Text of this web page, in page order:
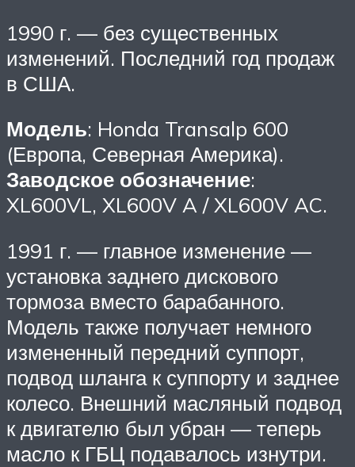
1990 г. — без существенных
изменений. Последний год продаж
в США.
Модель: Honda Transalp 600
(Европа, Северная Америка).
Заводское обозначение:
XL600VL, XL600V A / XL600V AC.
1991 г. — главное изменение —
установка заднего дискового
тормоза вместо барабанного.
Модель также получает немного
измененный передний суппорт,
подвод шланга к суппорту и заднее
колесо. Внешний масляный подвод
к двигателю был убран — теперь
масло к ГБЦ подавалось изнутри.